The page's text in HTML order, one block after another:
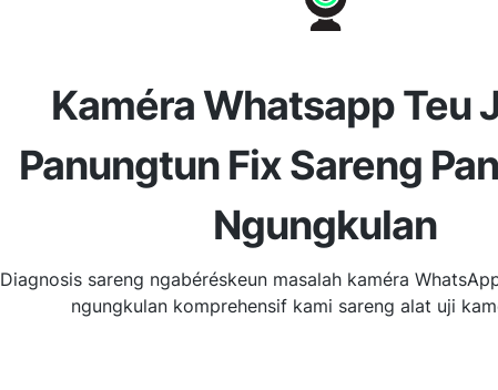
Kaméra Whatsapp Teu
Panungtun Fix Sareng
Ngungkulan
Diagnosis sareng ngabéréskeun masalah kaméra
ngungkulan komprehensif kami sareng alat uji